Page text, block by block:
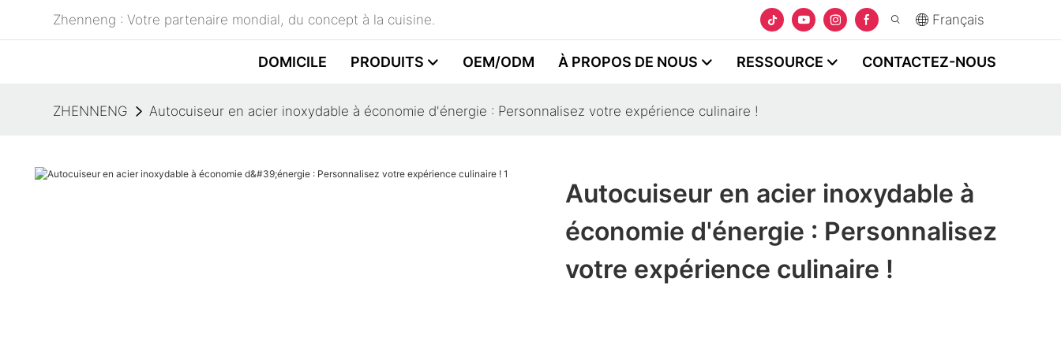
Zhenneng : Votre partenaire mondial, du concept à la cuisine. Français
DOMICILE PRODUITS OEM/ODM À PROPOS DE NOUS RESSOURCE CONTACTEZ-NOUS
ZHENNENG Autocuiseur en acier inoxydable à économie d'énergie : Personnalisez votre expérience culinaire !
Autocuiseur en acier inoxydable à
économie d'énergie : Personnalisez
votre expérience culinaire !